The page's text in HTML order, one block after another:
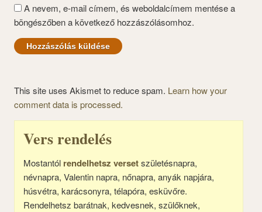
A nevem, e-mail címem, és weboldalcímem mentése a
böngészőben a következő hozzászólásomhoz.
This site uses Akismet to reduce spam. Learn how your
comment data is processed.
Vers rendelés
Mostantól rendelhetsz versetszületésnapra,
névnapra, Valentin napra, nőnapra, anyák napjára,
húsvétra, karácsonyra, télapóra, esküvőre.
Rendelhetsz barátnak, kedvesnek, szülőknek,